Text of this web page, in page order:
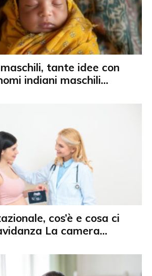
tante idee con
indiani maschili...
cos’è e cosa ci
La camera...